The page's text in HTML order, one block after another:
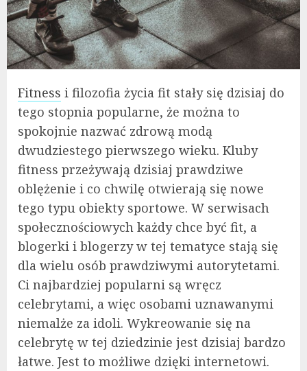
Fitness i filozofia życia fit stały się dzisiaj do
tego stopnia popularne, że można to
spokojnie nazwać zdrową modą
dwudziestego pierwszego wieku. Kluby
fitness przeżywają dzisiaj prawdziwe
oblężenie i co chwilę otwierają się nowe
tego typu obiekty sportowe. W serwisach
społecznościowych każdy chce być fit, a
blogerki i blogerzy w tej tematyce stają się
dla wielu osób prawdziwymi autorytetami.
Ci najbardziej popularni są wręcz
celebrytami, a więc osobami uznawanymi
niemalże za idoli. Wykreowanie się na
celebrytę w tej dziedzinie jest dzisiaj bardzo
łatwe. Jest to możliwe dzięki internetowi.